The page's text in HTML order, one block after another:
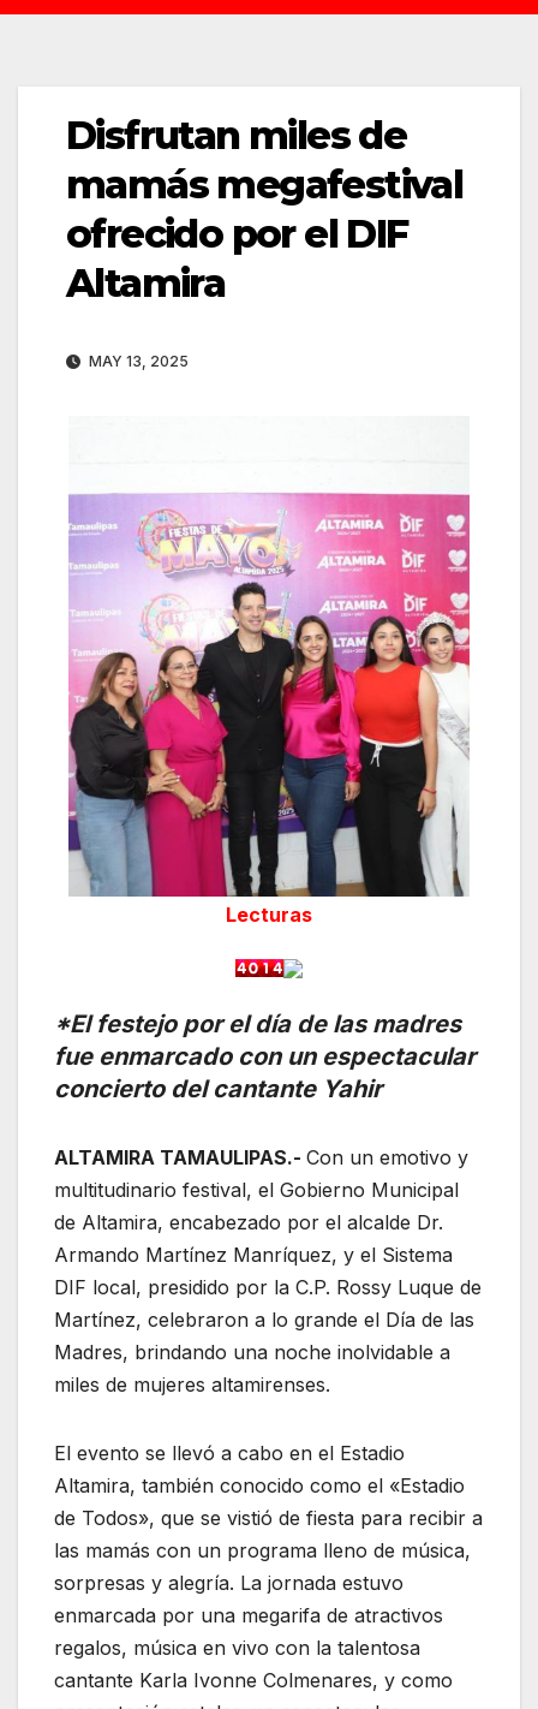
Disfrutan miles de
mamás megafestival
ofrecido por el DIF
Altamira
MAY 13, 2025
Lecturas
*El festejo por el día de las madres
fue enmarcado con un espectacular
concierto del cantante Yahir
ALTAMIRA TAMAULIPAS.- Con un emotivo y
multitudinario festival, el Gobierno Municipal
de Altamira, encabezado por el alcalde Dr.
Armando Martínez Manríquez, y el Sistema
DIF local, presidido por la C.P. Rossy Luque de
Martínez, celebraron a lo grande el Día de las
Madres, brindando una noche inolvidable a
miles de mujeres altamirenses.
El evento se llevó a cabo en el Estadio
Altamira, también conocido como el «Estadio
de Todos», que se vistió de fiesta para recibir a
las mamás con un programa lleno de música,
sorpresas y alegría. La jornada estuvo
enmarcada por una megarifa de atractivos
regalos, música en vivo con la talentosa
cantante Karla Ivonne Colmenares, y como